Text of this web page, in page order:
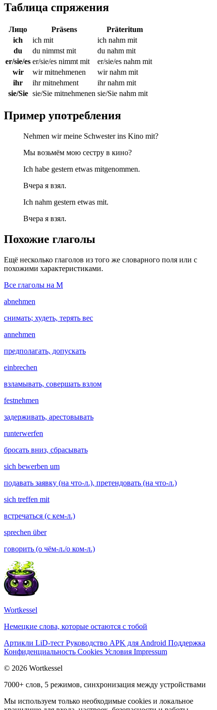
Таблица спряжения
Лицо Präsens
Präteritum
ich
ich mit
ich nahm mit
du
du nimmst mit
du nahm mit
er/sie/es er/sie/es nimmt mit
er/sie/es nahm mit
wir
wir mitnehmenen
wir nahm mit
ihr
ihr mitnehment
ihr nahm mit
sie/Sie sie/Sie mitnehmenen sie/Sie nahm mit
Пример употребления
Nehmen wir meine Schwester ins Kino mit?
Мы возьмём мою сестру в кино?
Ich habe gestern etwas mitgenommen.
Вчера я взял.
Ich nahm gestern etwas mit.
Вчера я взял.
Похожие глаголы
Ещё несколько глаголов из того же словарного поля или с
похожими характеристиками.
Все глаголы на M
abnehmen
снимать; худеть, терять вес
annehmen
предполагать, допускать
einbrechen
взламывать, совершать взлом
festnehmen
задерживать, арестовывать
runterwerfen
бросать вниз, сбрасывать
sich bewerben um
подавать заявку (на что-л.), претендовать (на что-л.)
sich treffen mit
встречаться (с кем-л.)
sprechen über
говорить (о чём-л./о ком-л.)
Wortkessel
Немецкие слова, которые остаются с тобой
Артикли LiD-тест Руководство APK для Android Поддержка
Конфиденциальность Cookies Условия Impressum
© 2026 Wortkessel
7000+ слов, 5 режимов, синхронизация между устройствами
Мы используем только необходимые cookies и локальное